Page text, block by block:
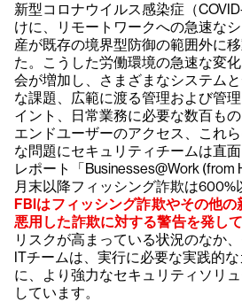
新型コロナウイルス感染症（
けに、リモートワークへの急速な
産が既存の境界型防御の範囲外に
た。こうした労働環境の急速な変
会が増加し、さまざまなシステム
な課題、広範に渡る管理および管
イント、日常業務に必要な数百も
エンドユーザーのアクセス、これ
な問題にセキュリティチームは直
レポート「Businesses@Work
月末以降フィッシング詐欺は600%
FBIはフィッシング詐欺やその他
悪用した詐欺に対する警告を発し
リスクが高まっている状況のなか
ITチームは、実行に必要な実践的
に、より強力なセキュリティソリ
しています。